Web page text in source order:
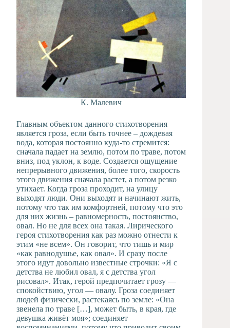
К. Малевич
Главным объектом данного стихотворения
является гроза, если быть точнее – дождевая
вода, которая постоянно куда-то стремится:
сначала падает на землю, потом по траве, потом
вниз, под уклон, к воде. Создается ощущение
непрерывного движения, более того, скорость
этого движения сначала растет, а потом резко
утихает. Когда гроза проходит, на улицу
выходят люди. Они выходят и начинают жить,
потому что так им комфортней, потому что это
для них жизнь – равномерность, постоянство,
овал. Но не для всех она такая. Лирического
героя стихотворения как раз можно отнести к
этим «не всем». Он говорит, что тишь и мир
«как равнодушье, как овал». И сразу после
этого идут довольно известные строчки: «Я с
детства не любил овал, я с детства угол
рисовал». Итак, герой предпочитает грозу —
спокойствию, угол — овалу. Гроза соединяет
людей физически, растекаясь по земле: «Она
звенела по траве […], может быть, в края, где
девушка живёт моя»; соединяет